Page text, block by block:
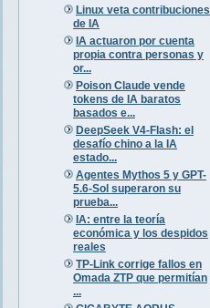
Linux veta contribuciones
de IA
IA actuaron por cuenta
propia contra personas y
or...
Poison Claude vende
tokens de IA baratos
basados e...
DeepSeek V4-Flash: el
desafío chino a la IA
estado...
Agentes Mythos 5 y GPT-
5.6-Sol superaron su
prueba...
IA: entre la teoría
económica y los despidos
reales
TP-Link corrige fallos en
Omada ZTP que permitían
...